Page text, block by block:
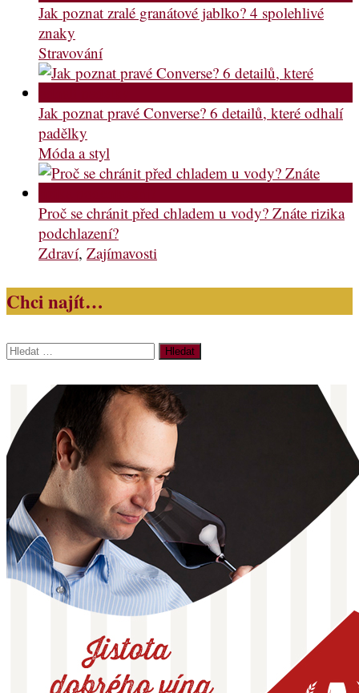
Jak poznat zralé granátové jablko? 4 spolehlivé
znaky
Stravování
Jak poznat pravé Converse? 6 detailů, které odhalí
padělky
Móda a styl
Proč se chránit před chladem u vody? Znáte rizika
podchlazení?
Zdraví, Zajímavosti
Chci najít…
Vyhledávání